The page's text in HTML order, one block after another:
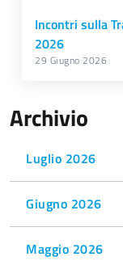
Incontri sulla
2026
29 Giugno 2026
Archivio
Luglio 2026
Giugno 2026
Maggio 2026